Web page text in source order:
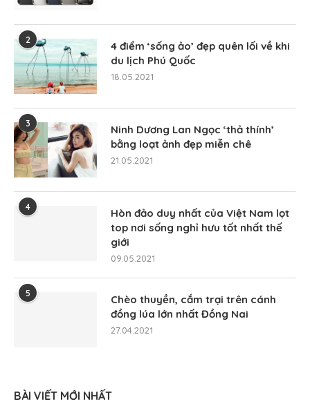
2
4 điểm ‘sống ảo’ đẹp quên lối về khi
du lịch Phú Quốc
18.05.2021
3
Ninh Dương Lan Ngọc ‘thả thính’
bằng loạt ảnh đẹp miễn chê
21.05.2021
4
Hòn đảo duy nhất của Việt Nam lọt
top nơi sống nghỉ hưu tốt nhất thế
giới
09.05.2021
5
Chèo thuyền, cắm trại trên cánh
đồng lúa lớn nhất Đồng Nai
27.04.2021
BÀI VIẾT MỚI NHẤT